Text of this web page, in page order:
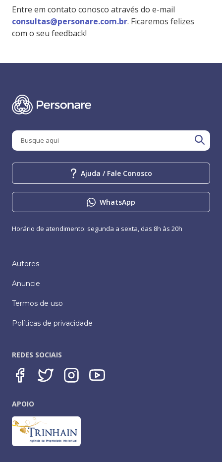
Entre em contato conosco através do e-mail
consultas@personare.com.br. Ficaremos felizes
com o seu feedback!
Ajuda / Fale Conosco
WhatsApp
Horário de atendimento: segunda a sexta, das 8h às 20h
Autores
Anuncie
Termos de uso
Políticas de privacidade
REDES SOCIAIS
APOIO